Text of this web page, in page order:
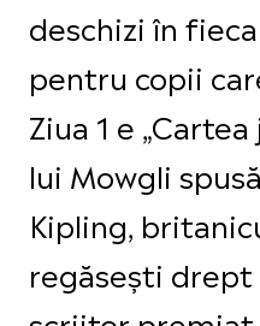
deschizi în
pentru copii
Ziua 1 e
lui Mowgli
Kipling,
regăsești